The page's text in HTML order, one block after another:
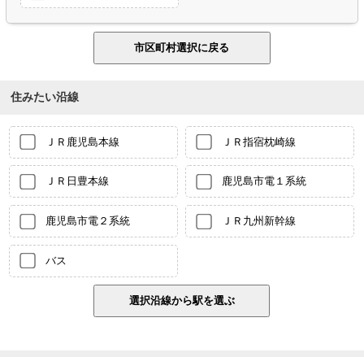
住みたい沿線
ＪＲ鹿児島本線 ＪＲ指宿枕崎線
ＪＲ日豊本線 鹿児島市電１系統
鹿児島市電２系統 ＪＲ九州新幹線
バス